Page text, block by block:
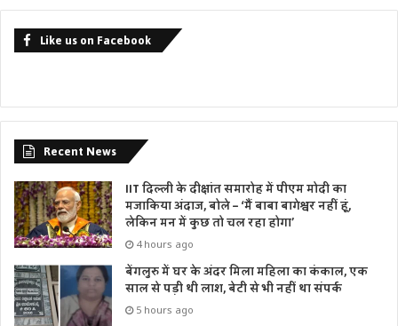
Like us on Facebook
Recent News
IIT दिल्ली के दीक्षांत समारोह में पीएम मोदी का
मजाकिया अंदाज, बोले – ‘मैं बाबा बागेश्वर नहीं हूं,
लेकिन मन में कुछ तो चल रहा होगा’
4 hours ago
बेंगलुरु में घर के अंदर मिला महिला का कंकाल, एक
साल से पड़ी थी लाश, बेटी से भी नहीं था संपर्क
5 hours ago